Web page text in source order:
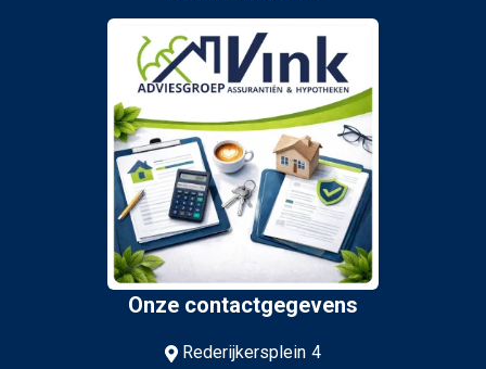
Onze contactgegevens
Rederijkersplein 4